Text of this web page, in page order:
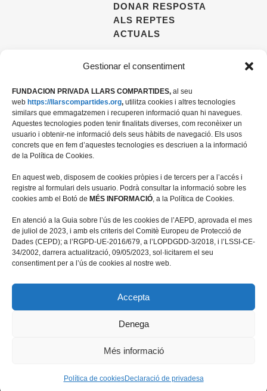
Gestionar el consentiment
FUNDACION PRIVADA LLARS COMPARTIDES, al seu
web https://llarscompartides.org, utilitza cookies i altres tecnologies
similars que emmagatzemen i recuperen informació quan hi navegues.
Aquestes tecnologies poden tenir finalitats diverses, com reconèixer un
usuario i obtenir-ne informació dels seus hàbits de navegació. Els usos
concrets que en fem d’aquestes tecnologies es descriuen a la informació
de la Política de Cookies.
En aquest web, disposem de cookies pròpies i de tercers per a l’accés i
registre al formulari dels usuario. Podrà consultar la informació sobre les
cookies amb el Botó de MÉS INFORMACIÓ, a la Política de Cookies.
En atenció a la Guia sobre l’ús de les cookies de l’AEPD, aprovada el mes
de juliol de 2023, i amb els criteris del Comitè Europeu de Protecció de
Dades (CEPD); a l’RGPD-UE-2016/679, a l’LOPDGDD-3/2018, i l’LSSI-CE-
34/2002, darrera actualització, 09/05/2023, sol·licitarem el seu
consentiment per a l’ús de cookies al nostre web.
Accepta
Denega
Més informació
Política de cookiesDeclaració de privadesa
DONAR RESPOSTA
ALS REPTES
ACTUALS
08028 Barcelona
+34 934 498 676
fundacio@llarscompartides.org
Política de privacitat de XXSS